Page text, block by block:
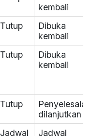
kembali
Tutup
Dibuka
kembali
Tutup
Dibuka
kembali
Tutup
Penyelesaian
dilanjutkan
Jadwal
Jadwal